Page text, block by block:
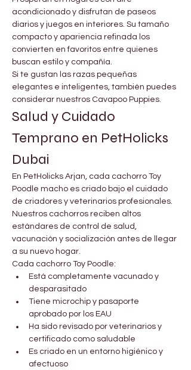
acondicionado y disfrutan de paseos
diarios y juegos en interiores. Su tamaño
compacto y apariencia refinada los
convierten en favoritos entre quienes
buscan estilo y compañía.
Si te gustan las razas pequeñas
elegantes e inteligentes, también puedes
considerar nuestros Cavapoo Puppies.
Salud y Cuidado
Temprano en PetHolicks
Dubai
En PetHolicks Arjan, cada cachorro Toy
Poodle macho es criado bajo el cuidado
de criadores y veterinarios profesionales.
Nuestros cachorros reciben altos
estándares de control de salud,
vacunación y socialización antes de llegar
a su nuevo hogar.
Cada cachorro Toy Poodle:
Está completamente vacunado y
desparasitado
Tiene microchip y pasaporte
aprobado por los EAU
Ha sido revisado por veterinarios y
certificado como saludable
Es criado en un entorno higiénico y
afectuoso